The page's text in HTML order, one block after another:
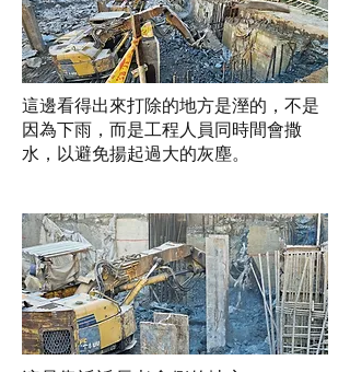
這邊看得出來打除的地方是溼的，不是
因為下雨，而是工程人員同時間會撒
水，以避免揚起過大的灰塵。